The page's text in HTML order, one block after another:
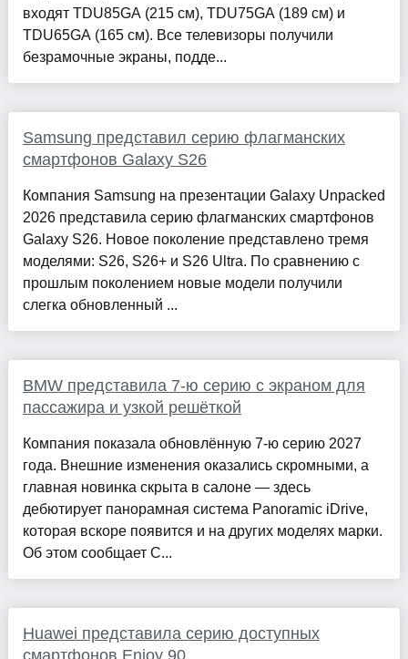
входят TDU85GA (215 см), TDU75GA (189 см) и
TDU65GA (165 см). Все телевизоры получили
безрамочные экраны, подде...
Samsung представил серию флагманских
смартфонов Galaxy S26
Компания Samsung на презентации Galaxy Unpacked
2026 представила серию флагманских смартфонов
Galaxy S26. Новое поколение представлено тремя
моделями: S26, S26+ и S26 Ultra. По сравнению с
прошлым поколением новые модели получили
слегка обновленный ...
BMW представила 7‑ю серию с экраном для
пассажира и узкой решёткой
Компания показала обновлённую 7-ю серию 2027
года. Внешние изменения оказались скромными, а
главная новинка скрыта в салоне — здесь
дебютирует панорамная система Panoramic iDrive,
которая вскоре появится и на других моделях марки.
Об этом сообщает C...
Huawei представила серию доступных
смартфонов Enjoy 90